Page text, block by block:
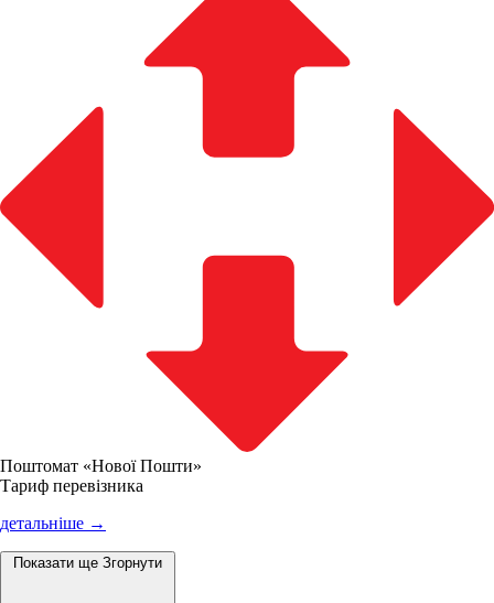
Поштомат «Нової Пошти»
Тариф перевізника
детальніше →
Показати ще Згорнути